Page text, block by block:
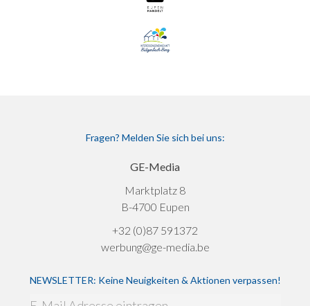
Fragen? Melden Sie sich bei uns:
GE-Media
Marktplatz 8
B-4700 Eupen
+32 (0)87 591372
werbung@ge-media.be
NEWSLETTER: Keine Neuigkeiten & Aktionen verpassen!